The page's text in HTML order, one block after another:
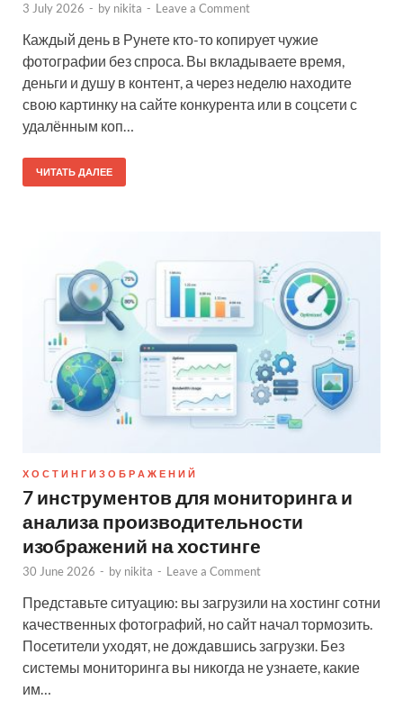
3 July 2026 - by nikita - Leave a Comment
Каждый день в Рунете кто-то копирует чужие
фотографии без спроса. Вы вкладываете время,
деньги и душу в контент, а через неделю находите
свою картинку на сайте конкурента или в соцсети с
удалённым коп…
ЧИТАТЬ ДАЛЕЕ
Х О С Т И Н Г И З О Б Р А Ж Е Н И Й
7 инструментов для мониторинга и
анализа производительности
изображений на хостинге
30 June 2026 - by nikita - Leave a Comment
Представьте ситуацию: вы загрузили на хостинг сотни
качественных фотографий, но сайт начал тормозить.
Посетители уходят, не дождавшись загрузки. Без
системы мониторинга вы никогда не узнаете, какие
им…